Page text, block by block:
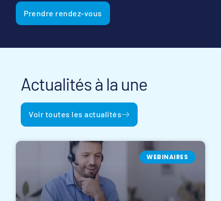
Prendre rendez-vous
Actualités à la une
Voir toutes les actualités
WEBINAIRES